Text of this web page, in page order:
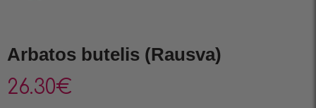
Arbatos butelis (Rausva)
26.30€